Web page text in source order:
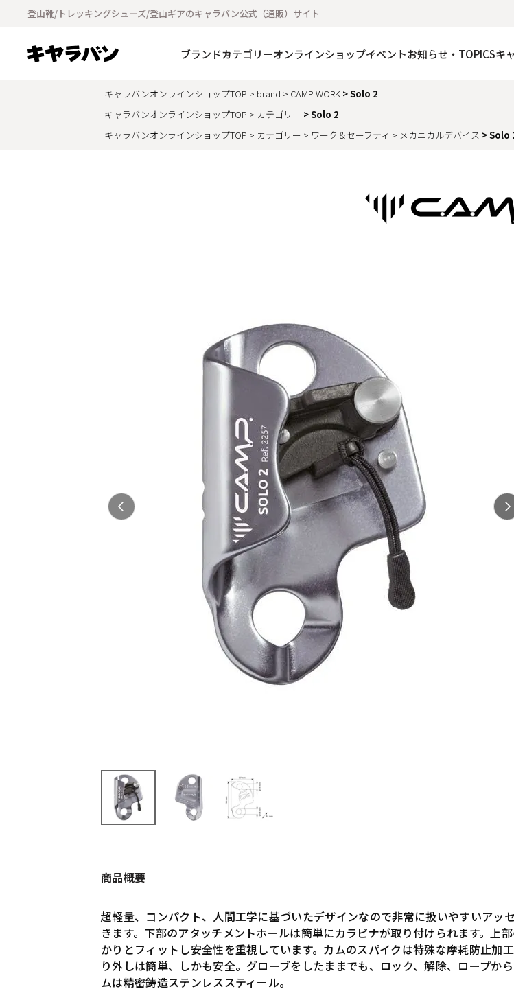
登山靴/トレッキングシューズ/登山ギアのキャラバン公式（通販）サイト
ブランドカテゴリーオンラインショップイベントお知らせ・TOPICSキ
キャラバンオンラインショップTOP brand CAMP-WORK
Solo 2
キャラバンオンラインショップTOP
カテゴリー
Solo 2
キャラバンオンラインショップTOP
カテゴリー ワーク＆セーフティ メカニカルデバイス Solo
商品概要
超軽量、コンパクト、人間工学に基づいたデザインなので非常に扱いやすいアッ
きます。下部のアタッチメントホールは簡単にカラビナが取り付けられます。上
かりとフィットし安全性を重視しています。カムのスパイクは特殊な摩耗防止加
り外しは簡単、しかも安全。グローブをしたままでも、ロック、解除、ロープか
ムは精密鋳造ステンレススティール。